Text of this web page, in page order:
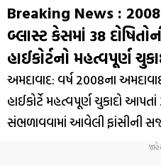
Breaking News :
બ્લાસ્ટ કેસમાં 38
હાઈકોર્ટનો મહત્વપૂર્ણ
અમદાવાદ: વર્ષ 2008ના
હાઈકોર્ટે મહત્વપૂર્ણ ચુકાદો
સંભળાવવામાં આવેલી ફાંસીની